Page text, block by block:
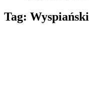
Tag: Wyspiański